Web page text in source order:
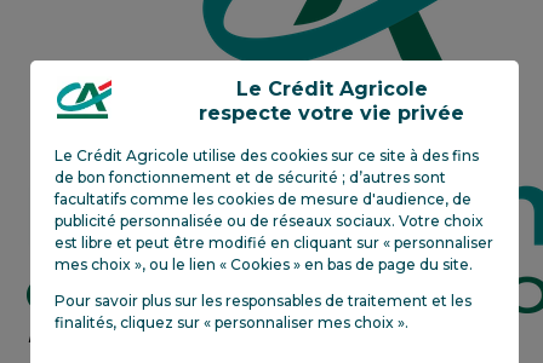
Crédit
En savoir plus
Le Crédit Agricole
respecte votre vie privée
Le Crédit Agricole utilise des cookies sur ce site à des fins
de bon fonctionnement et de sécurité ; d’autres sont
facultatifs comme les cookies de mesure d'audience, de
publicité personnalisée ou de réseaux sociaux. Votre choix
est libre et peut être modifié en cliquant sur « personnaliser
mes choix », ou le lien « Cookies » en bas de page du site.
Pour savoir plus sur les responsables de traitement et les
finalités, cliquez sur « personnaliser mes choix».